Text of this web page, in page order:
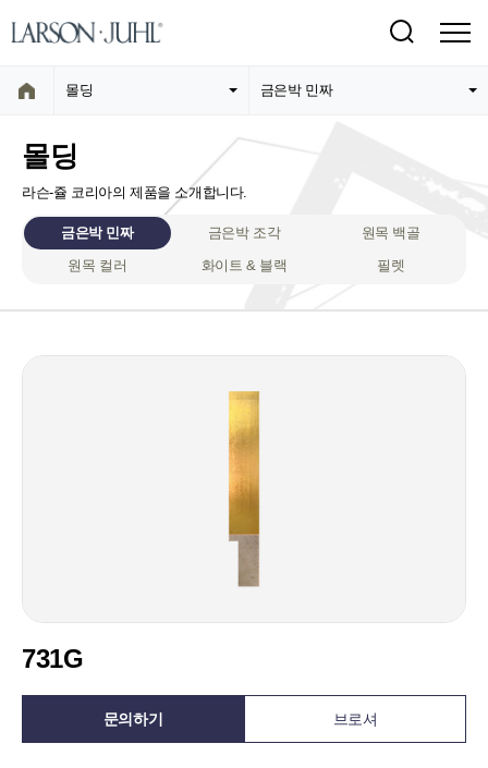
몰딩 금은박 민짜
몰딩
라슨-쥴 코리아의 제품을 소개합니다.
금은박 민짜 금은박 조각
원목 백골
원목 컬러
화이트 & 블랙 필렛
731G
문의하기 브로셔